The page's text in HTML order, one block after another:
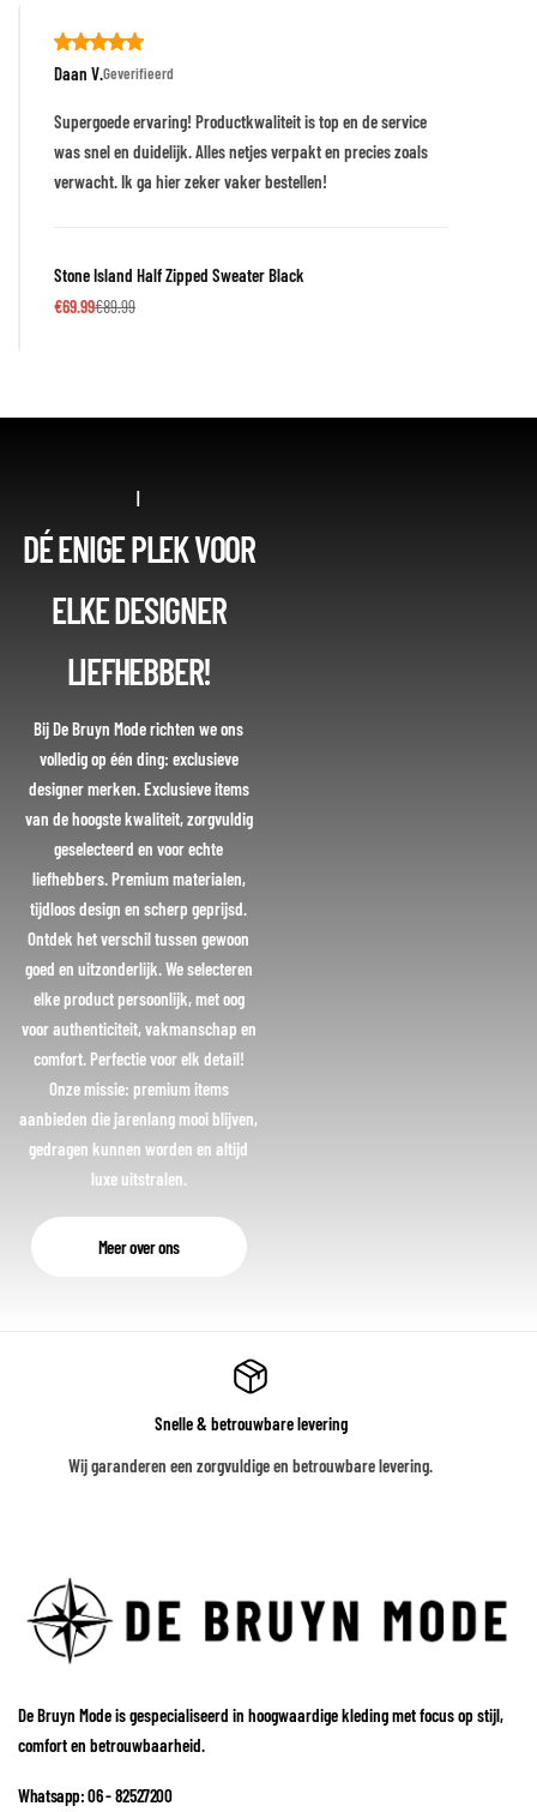
Daan V.Geverifieerd
Supergoede ervaring! Productkwaliteit is top en de service
was snel en duidelijk. Alles netjes verpakt en precies zoals
verwacht. Ik ga hier zeker vaker bestellen!
Stone Island Half Zipped Sweater Black
€89.99
€69.99
|
DÉ ENIGE PLEK VOOR
ELKE DESIGNER
LIEFHEBBER!
Bij De Bruyn Mode richten we ons
volledig op één ding: exclusieve
designer merken. Exclusieve items
van de hoogste kwaliteit, zorgvuldig
geselecteerd en voor echte
liefhebbers. Premium materialen,
tijdloos design en scherp geprijsd.
Ontdek het verschil tussen gewoon
goed en uitzonderlijk. We selecteren
elke product persoonlijk, met oog
voor authenticiteit, vakmanschap en
comfort. Perfectie voor elk detail!
Onze missie: premium items
aanbieden die jarenlang mooi blijven,
gedragen kunnen worden en altijd
luxe uitstralen.
Meer over ons
Snelle & betrouwbare levering
Wij garanderen een zorgvuldige en betrouwbare levering.
De Bruyn Mode is gespecialiseerd in hoogwaardige kleding met focus op stijl,
comfort en betrouwbaarheid.
Whatsapp: 06 - 82527200